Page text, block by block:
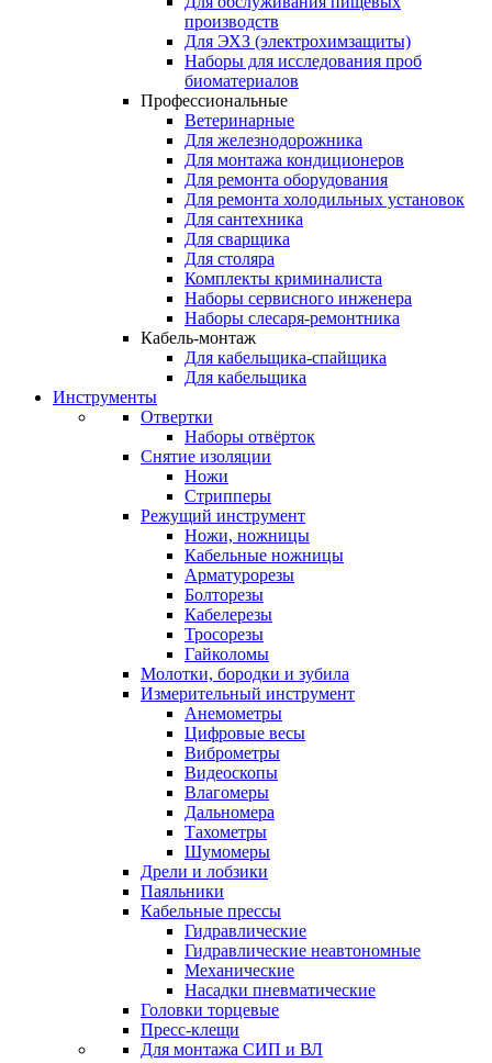
производств
Для ЭХЗ (электрохимзащиты)
Наборы для исследования проб
биоматериалов
Профессиональные
Ветеринарные
Для железнодорожника
Для монтажа кондиционеров
Для ремонта оборудования
Для ремонта холодильных установок
Для сантехника
Для сварщика
Для столяра
Комплекты криминалиста
Наборы сервисного инженера
Наборы слесаря-ремонтника
Кабель-монтаж
Для кабельщика-спайщика
Для кабельщика
Инструменты
Отвертки
Наборы отвёрток
Снятие изоляции
Ножи
Стрипперы
Режущий инструмент
Ножи, ножницы
Кабельные ножницы
Арматурорезы
Болторезы
Кабелерезы
Тросорезы
Гайколомы
Молотки, бородки и зубила
Измерительный инструмент
Анемометры
Цифровые весы
Виброметры
Видеоскопы
Влагомеры
Дальномера
Тахометры
Шумомеры
Дрели и лобзики
Паяльники
Кабельные прессы
Гидравлические
Гидравлические неавтономные
Механические
Насадки пневматические
Головки торцевые
Пресс-клещи
Для монтажа СИП и ВЛ